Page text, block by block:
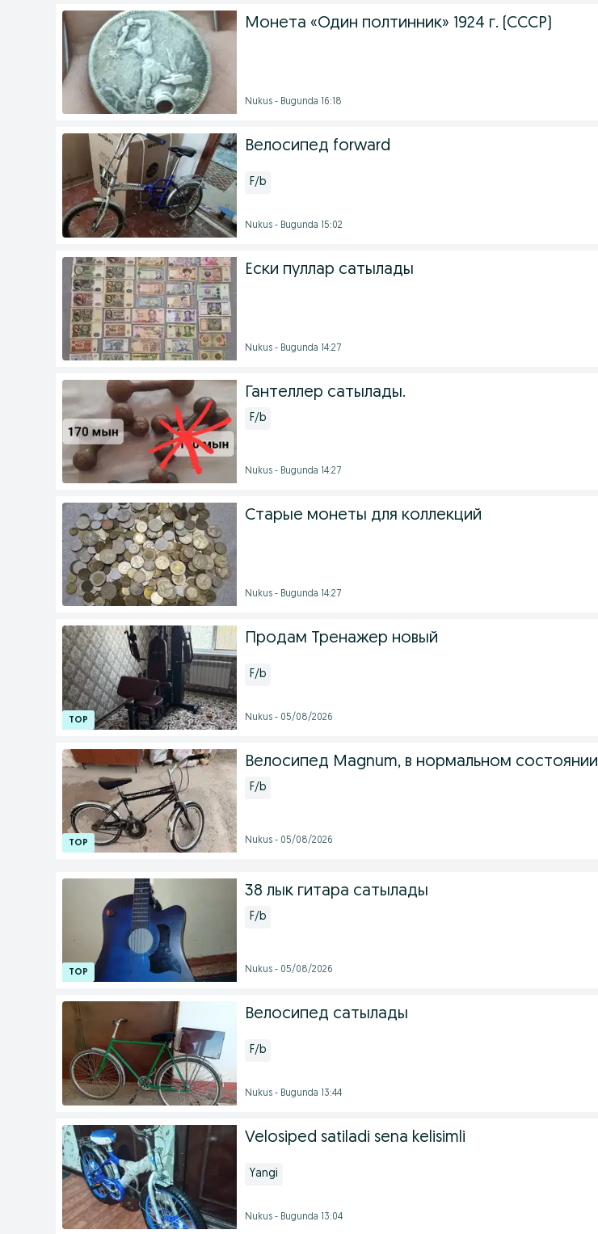
Монета «Один полтинник» 1924 г. (СССР)
Nukus - Bugunda 16:18
Велосипед forward
F/b
Nukus - Bugunda 15:02
Ески пуллар сатылады
Nukus - Bugunda 14:27
Гантеллер сатылады.
F/b
Nukus - Bugunda 14:27
Старые монеты для коллекций
Nukus - Bugunda 14:27
Продам Тренажер новый
F/b
Nukus - 05/08/2026
Велосипед Magnum, в нормальном состоянии
F/b
Nukus - 05/08/2026
38 лык гитара сатылады
F/b
Nukus - 05/08/2026
Велосипед сатылады
F/b
Nukus - Bugunda 13:44
Velosiped satiladi sena kelisimli
Yangi
Nukus - Bugunda 13:04